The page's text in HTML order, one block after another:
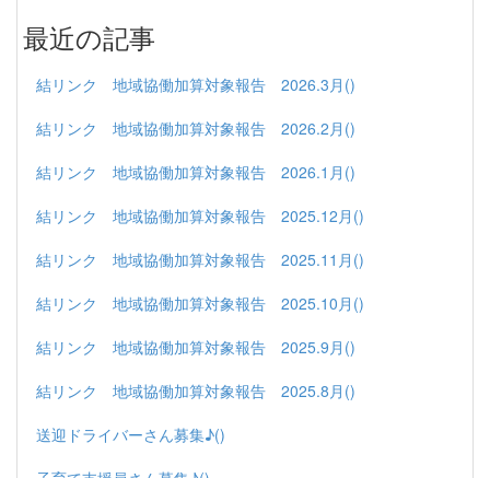
最近の記事
結リンク 地域協働加算対象報告 2026.3月()
結リンク 地域協働加算対象報告 2026.2月()
結リンク 地域協働加算対象報告 2026.1月()
結リンク 地域協働加算対象報告 2025.12月()
結リンク 地域協働加算対象報告 2025.11月()
結リンク 地域協働加算対象報告 2025.10月()
結リンク 地域協働加算対象報告 2025.9月()
結リンク 地域協働加算対象報告 2025.8月()
送迎ドライバーさん募集♪()